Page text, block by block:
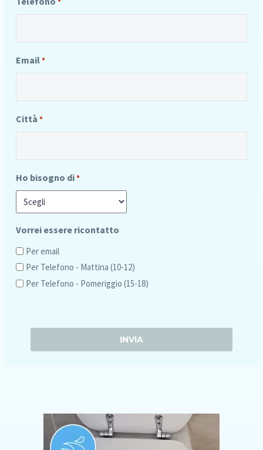
*
Email*
Città *
Ho bisogno di*
Vorrei essere ricontatto
Per email
Per Telefono - Mattina (10-12)
Per Telefono - Pomeriggio (15-18)